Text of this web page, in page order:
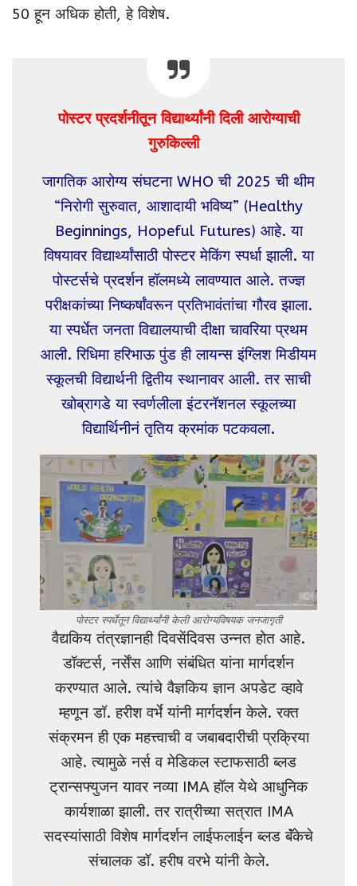
50 हून अधिक होती, हे विशेष.
पोस्टर प्रदर्शनीतून विद्यार्थ्यांनी दिली आरोग्याची
गुरुकिल्ली
जागतिक आरोग्य संघटना WHO ची 2025 ची थीम
“निरोगी सुरुवात, आशादायी भविष्य” (Healthy
Beginnings, Hopeful Futures) आहे. या
विषयावर विद्यार्थ्यांसाठी पोस्टर मेकिंग स्पर्धा झाली. या
पोस्टर्सचे प्रदर्शन हॉलमध्ये लावण्यात आले. तज्ज्ञ
परीक्षकांच्या निष्कर्षांवरून प्रतिभावंतांचा गौरव झाला.
या स्पर्धेत जनता विद्यालयाची दीक्षा चावरिया प्रथम
आली. रिधिमा हरिभाऊ पुंड ही लायन्स इंग्लिश मिडीयम
स्कूलची विद्यार्थनी द्वितीय स्थानावर आली. तर साची
खोब्रागडे या स्वर्णलीला इंटरनॅशनल स्कूलच्या
विद्यार्थिनीनं तृतिय क्रमांक पटकवला.
पोस्टर स्पर्धेतून विद्यार्थ्यांनी केली आरोग्यविषयक जनजागृती
वैद्यकिय तंत्रज्ञानही दिवसेंदिवस उन्नत होत आहे.
डॉक्टर्स, नर्सेंस आणि संबंधित यांना मार्गदर्शन
करण्यात आले. त्यांचे वैज्ञकिय ज्ञान अपडेट व्हावे
म्हणून डॉ. हरीश वर्भे यांनी मार्गदर्शन केले. रक्त
संक्रमन ही एक महत्त्वाची व जबाबदारीची प्रक्रिया
आहे. त्यामुळे नर्स व मेडिकल स्टाफसाठी ब्लड
ट्रान्सफ्युजन यावर नव्या IMA हॉल येथे आधुनिक
कार्यशाळा झाली. तर रात्रीच्या सत्रात IMA
सदस्यांसाठी विशेष मार्गदर्शन लाईफलाईन ब्लड बॅंकेचे
संचालक डॉ. हरीष वरभे यांनी केले.